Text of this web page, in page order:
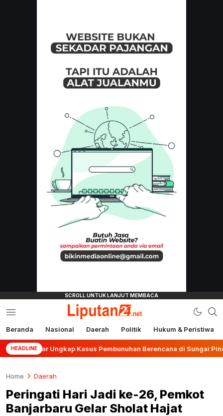
liputan24.net
Beranda Nasional Daerah Politik Hukum & Peristiwa
HEADLINE
Ungkap Kasus Pembunuhan Berencana di Sungai Pinang
Home Daerah
Peringati Hari Jadi ke-26, Pemkot
Banjarbaru Gelar Sholat Hajat